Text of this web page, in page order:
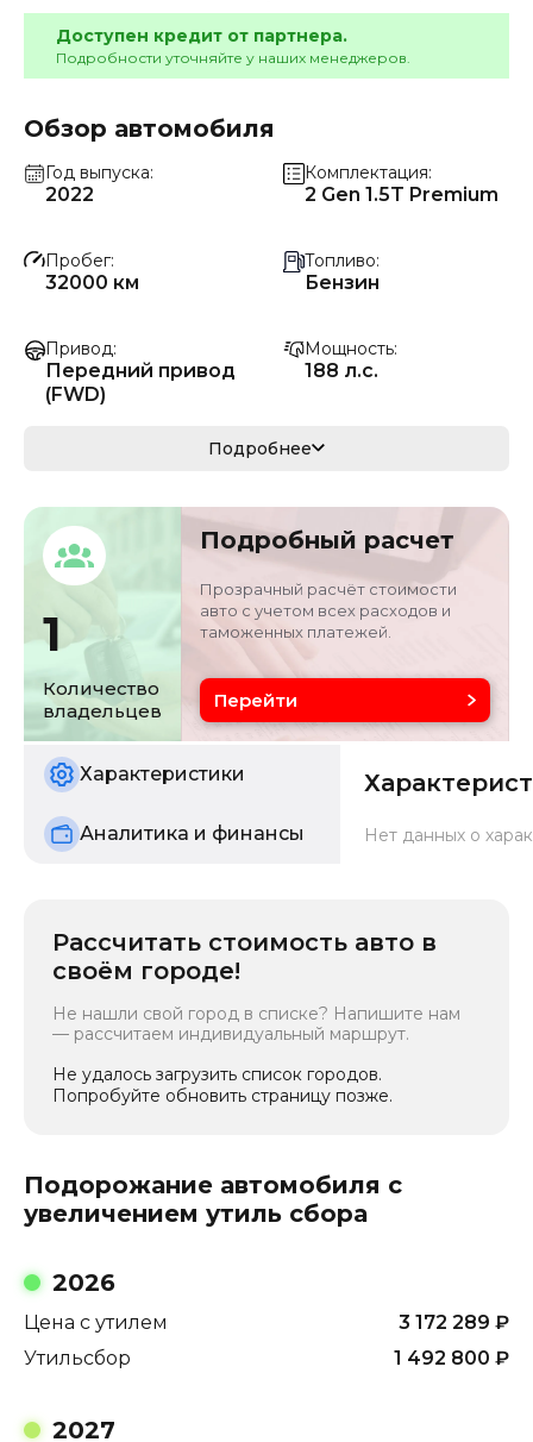
Доступен кредит от партнера.
Подробности уточняйте у наших менеджеров.
Обзор автомобиля
Год выпуска
2022
Комплектация
2 Gen 1.5T Premium
Пробег
32000 км
Топливо
Бензин
Привод
Передний привод
(FWD)
Мощность
188 л.с.
138 кВ
Кузов
кроссовер/
внедорожник
LS4ASE2E3ND0628
Объём двигателя
1.5 л
Цвет
Состояние
б/у
Подробнее
1
Количество
владельцев
Подробный расчет
Прозрачный расчёт стоимости
авто с учетом всех расходов и
таможенных платежей.
Перейти
Характеристики
Аналитика и финансы Нет данных о
Рассчитать стоимость авто в
своём городе!
Не нашли свой город в списке? Напишите нам
— рассчитаем индивидуальный маршрут.
Не удалось загрузить список городов.
Попробуйте обновить страницу позже.
Подорожание автомобиля с
увеличением утиль сбора
2026
Цена с утилем 3 172 289 ₽
Утильсбор
1 492 800 ₽
2027